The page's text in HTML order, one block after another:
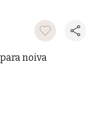
noiva